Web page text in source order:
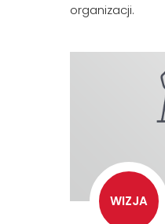
organizacji.
WIZJA